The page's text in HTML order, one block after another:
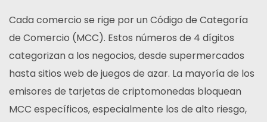
Cada comercio se rige por un Código de Categoría
de Comercio (MCC). Estos números de 4 dígitos
categorizan a los negocios, desde supermercados
hasta sitios web de juegos de azar. La mayoría de los
emisores de tarjetas de criptomonedas bloquean
MCC específicos, especialmente los de alto riesgo,